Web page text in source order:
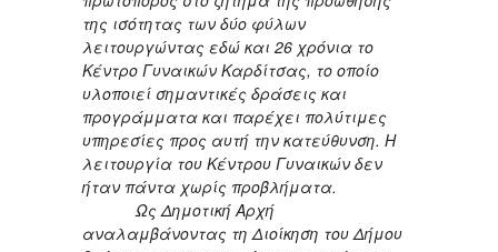
της ισότητας των δύο φύλων
λειτουργώντας εδώ και 26 χρόνια το
Κέντρο Γυναικών Καρδίτσας, το οποίο
υλοποιεί σημαντικές δράσεις και
προγράμματα και παρέχει πολύτιμες
υπηρεσίες προς αυτή την κατεύθυνση. Η
λειτουργία του Κέντρου Γυναικών δεν
ήταν πάντα χωρίς προβλήματα.
Ως Δημοτική Αρχή
αναλαμβάνοντας τη Διοίκηση του Δήμου